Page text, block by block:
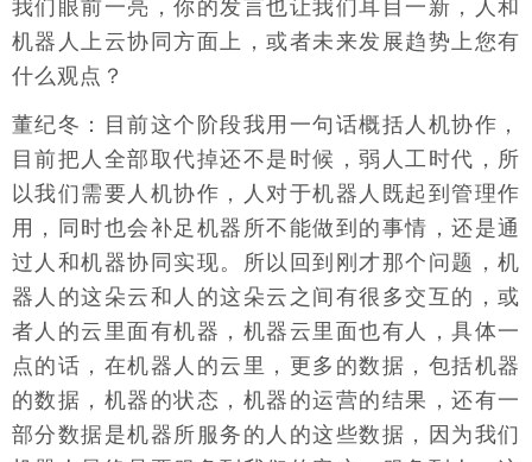
我们眼前一亮，你的发言也让我们耳目一新，人和
机器人上云协同方面上，或者未来发展趋势上您有
什么观点？
董纪冬：目前这个阶段我用一句话概括人机协作，
目前把人全部取代掉还不是时候，弱人工时代，所
以我们需要人机协作，人对于机器人既起到管理作
用，同时也会补足机器所不能做到的事情，还是通
过人和机器协同实现。所以回到刚才那个问题，机
器人的这朵云和人的这朵云之间有很多交互的，或
者人的云里面有机器，机器云里面也有人，具体一
点的话，在机器人的云里，更多的数据，包括机器
的数据，机器的状态，机器的运营的结果，还有一
部分数据是机器所服务的人的这些数据，因为我们